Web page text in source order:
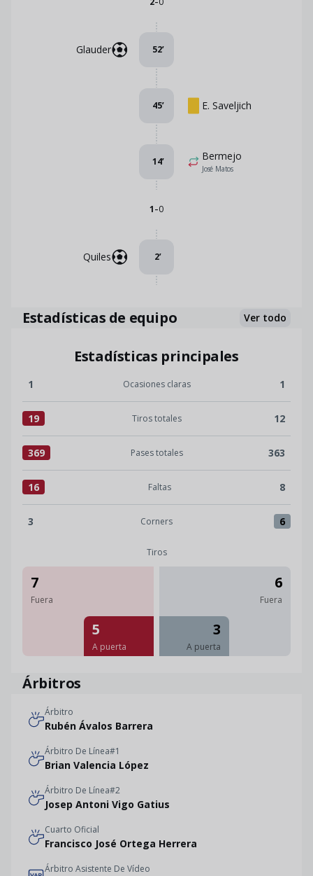
Glauder 52’
E. Saveljich
45’
Bermejo
José Matos
14’
1-0
Quiles 2’
Estadísticas de equipo Ver todo
Estadísticas principales
Ocasiones claras:Albacete BP 1 versus Burgos CF 1
1 Ocasiones claras 1
Tiros totales:Albacete BP 19 versus Burgos CF 12
19 Tiros totales 12
Pases totales:Albacete BP 369 versus Burgos CF 363
369 Pases totales 363
Faltas:Albacete BP 16 versus Burgos CF 8
16 Faltas 8
Corners:Albacete BP 3 versus Burgos CF 6
3 Corners 6
Tiros
7
Fuera
5
A puerta
6
Fuera
3
A puerta
Árbitros
Árbitro
Rubén Ávalos Barrera
Árbitro De Línea#1
Brian Valencia López
Árbitro De Línea#2
Josep Antoni Vigo Gatius
Cuarto Oficial
Francisco José Ortega Herrera
Árbitro Asistente De Vídeo